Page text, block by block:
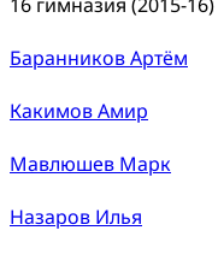
Баранников Артём
Какимов Амир
Мавлюшев Марк
Назаров Илья